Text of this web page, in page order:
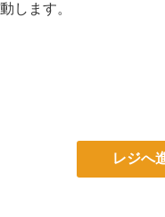
します。
レジへ